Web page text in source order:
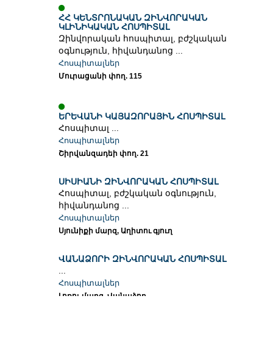
ՀՀ ԿԵՆՏՐՈՆԱԿԱՆ ԶԻՆՎՈՐԱԿԱՆ
ԿԼԻՆԻԿԱԿԱՆ ՀՈՍՊԻՏԱԼ
Զինվորական հոսպիտալ, բժշկական
օգնություն, հիվանդանոց ...
Հոսպիտալներ
Մուրացանի փող. 115
ԵՐԵՎԱՆԻ ԿԱՅԱԶՈՐԱՅԻՆ ՀՈՍՊԻՏԱԼ
Հոսպիտալ ...
Հոսպիտալներ
Շիրվանզադեի փող. 21
ՍԻՍԻԱՆԻ ԶԻՆՎՈՐԱԿԱՆ ՀՈՍՊԻՏԱԼ
Հոսպիտալ, բժշկական օգնություն,
հիվանդանոց ...
Հոսպիտալներ
Սյունիքի մարզ, Աղիտու գյուղ
ՎԱՆԱՁՈՐԻ ԶԻՆՎՈՐԱԿԱՆ ՀՈՍՊԻՏԱԼ
Հոսպիտալներ
Լոռու մարզ, Վանաձոր